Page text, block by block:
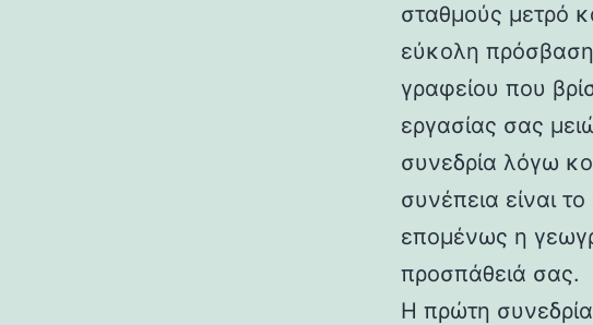
σταθμούς μετρό
εύκολη
γραφείου που
εργασίας σας
συνεδρία λόγω
συνέπεια είναι
επομένως η
προσπάθειά σας.
Η πρώτη